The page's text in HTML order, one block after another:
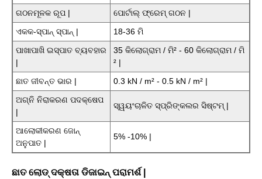
ଗଠନମୂଳକ ରୂପ |
ପୋର୍ଟାଲ୍ ଫ୍ରେମ୍ ଗଠନ |
ଏକକ-ସ୍ପାନ୍ ସ୍ପାନ୍ |
18-36 ମି
ପାଖାପାଖି ଇସ୍ପାତ ବ୍ୟବହାର
|
35 କିଲୋଗ୍ରାମ / ମି² - 60 କିଲୋଗ୍ରାମ / ମି
² |
ଛାତ ଜୀବନ୍ତ ଭାର |
0.3 kN / m² - 0.5 kN / m² |
ଅଗ୍ନି ନିରାକରଣ ପଦକ୍ଷେପ
|
ସ୍ୱୟଂଚାଳିତ ସ୍ପ୍ରିଙ୍କଲର ସିଷ୍ଟମ୍ |
ଆଲୋକୀକରଣ ଜୋନ୍
ଅନୁପାତ |
5% -10% |
ଛାତ ଲୋଡ୍ ଦକ୍ଷତା ଡିଜାଇନ୍ ପରାମର୍ଶ |